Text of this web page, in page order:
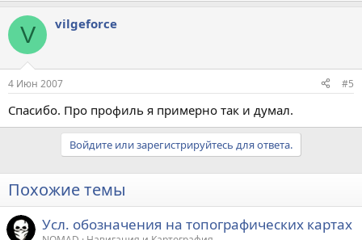
V vilgeforce
4 Июн 2007 #5
Спасибо. Про профиль я примерно так и думал.
Войдите или зарегистрируйтесь для ответа.
Похожие темы
Усл. обозначения на топографических картах